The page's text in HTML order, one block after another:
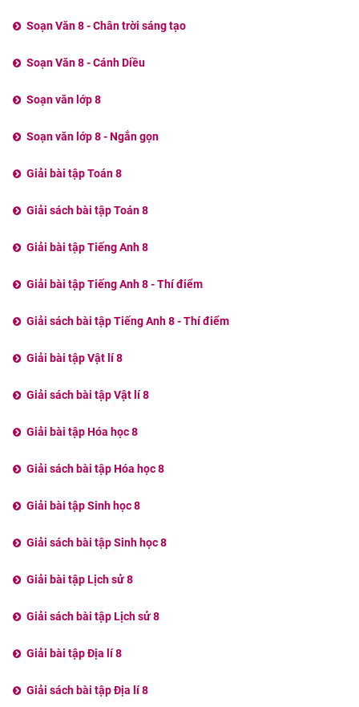
Soạn Văn 8 - Chân trời sáng tạo
Soạn Văn 8 - Cánh Diều
Soạn văn lớp 8
Soạn văn lớp 8 - Ngắn gọn
Giải bài tập Toán 8
Giải sách bài tập Toán 8
Giải bài tập Tiếng Anh 8
Giải bài tập Tiếng Anh 8 - Thí điểm
Giải sách bài tập Tiếng Anh 8 - Thí điểm
Giải bài tập Vật lí 8
Giải sách bài tập Vật lí 8
Giải bài tập Hóa học 8
Giải sách bài tập Hóa học 8
Giải bài tập Sinh học 8
Giải sách bài tập Sinh học 8
Giải bài tập Lịch sử 8
Giải sách bài tập Lịch sử 8
Giải bài tập Địa lí 8
Giải sách bài tập Địa lí 8